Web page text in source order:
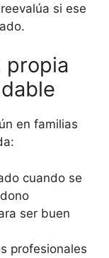
si ese
propia
en familias
cuando se
ser buen
profesionales